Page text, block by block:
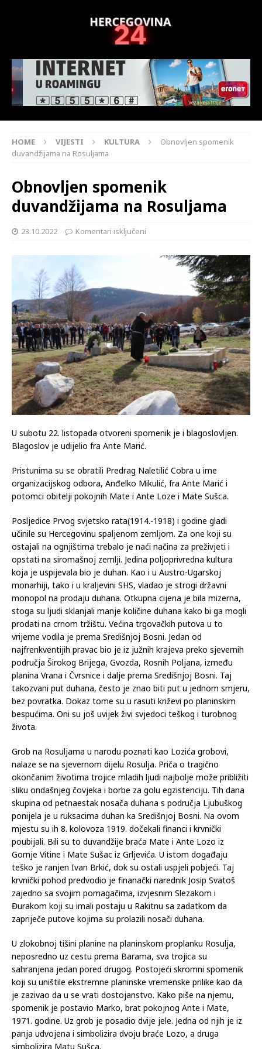
HOME VIJESTI KULTURA
Obnovljen spomenik
duvandžijama na Rosuljama
Obnovljen spomenik
duvandžijama na Rosuljama
23.10.2022 Komentari isključeni
U subotu 22. listopada otvoreni spomenik je i blagoslovljen.
Blagoslov je udijelio fra Ante Marić.
Pristunima su se obratili Predrag Naletilić Cobra u ime
organizacijskog odbora, Anđelko Mikulić, fra Ante Marić i
potomci obitelji pokojnih Mate i Ante Loze i Mate Sušca.
Posljedice Prvog svjetsko rata(1914.-1918) i godine gladi
učinile su Hercegovinu spaljenom zemljom. Za one koji su
ostajali na ognjištima trebalo je naći načina za preživjeti i
opstati na siromašnoj zemlji. Jedina poljoprivredna kultura
koja je uspijevala bio je duhan. Kao i u Austro-Ugarskoj
monarhiji, tako i u kraljevini SHS, vladao je strogi državni
monopol na prodaju duhana. Otkupna cijena je bila mizerna,
stoga su ljudi sklanjali manje količine duhana kako bi ga mogli
prodati na crnom tržištu. Većina trgovačkih putova u to
vrijeme vodila je prema Središnjoj Bosni. Jedan od
najfrenkventijih pravac bio je iz južnih krajeva preko sjevernih
područja Širokog Brijega, Gvozda, Rosnih Poljana, između
planina Vrana i Čvrsnice i dalje prema Središnjoj Bosni. Taj
takozvani put duhana, često je znao biti put u jednom smjeru,
bez povratka. Dokaz tome su u rasuti križevi po planinskim
bespućima. Oni su još uvijek živi svjedoci teškog i turobnog
života.
Grob na Rosuljama u narodu poznati kao Lozića grobovi,
nalaze se na sjevernom dijelu Rosulja. Priča o tragično
okončanim životima trojice mladih ljudi najbolje može približiti
sliku ondašnjeg čovjeka i borbe za golu egzistenciju. Tih dana
skupina od petnaestak nosača duhana s područja Ljubuškog
ponijela je u ruksacima duhan ka Središnjoj Bosni. Na ovom
mjestu su ih 8. kolovoza 1919. dočekali financi i krvnički
poubijali. Bili su to duvandžije braća Mate i Ante Lozo iz
Gornje Vitine i Mate Sušac iz Grljevića. U istom događaju
teško je ranjen Ivan Brkić, dok su ostali uspjeli pobjeći. Taj
krvnički pohod predvodio je finanački narednik Josip Svatoš
zajedno sa svojim pomagačima, izvjesnim Slezakom i
Đurakom koji su imali postaju u Rakitnu sa zadatkom da
zapriječe putove kojima su prolazili nosači duhana.
U zlokobnoj tišini planine na planinskom proplanku Rosulja,
neposredno uz cestu prema Barama, sva trojica su
sahranjena jedan pored drugog. Postojeći skromni spomenik
koji su uništile ekstremne planinske vremenske prilike kao da
je zazivao da u se vrati dostojanstvo. Kako piše na njemu,
spomenik je postavio Marko, brat pokojnog Ante i Mate,
1971. godine. Uz grob je posadio dvije jele. Jedna od njih je iz
panja udvojena i simbolizira dvoju braće Lozo, a druga
simbolizira Matu Sušca.